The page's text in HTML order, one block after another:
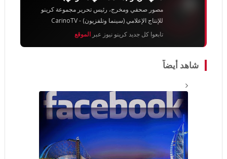
مصور صحفي ومخرج، رئيس تحرير مجموعة كرينو
للإنتاج الإعلامي (سينما وتلفزيون) - CarinoTV
تابعوا كل جديد كرينو نيوز عبر الموقع
شاهد أيضاً